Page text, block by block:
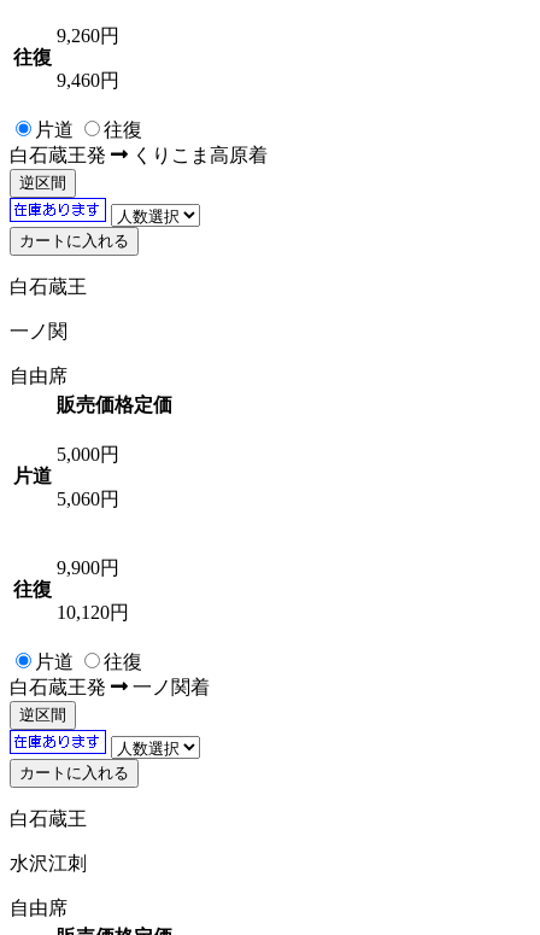
往復
9,260円
9,460円
片道
往復
白石蔵王発 くりこま高原着
逆区間
白石蔵王
一ノ関
自由席
販売価格定価
片道
5,000円
5,060円
往復
9,900円
10,120円
片道
往復
白石蔵王発 一ノ関着
逆区間
白石蔵王
水沢江刺
自由席